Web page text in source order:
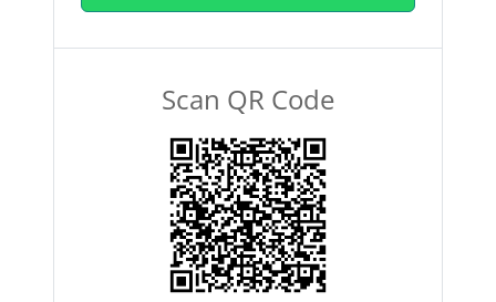
Scan QR Code